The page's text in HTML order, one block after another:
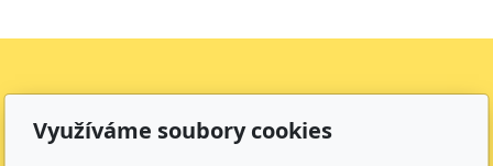
Využíváme soubory cookies